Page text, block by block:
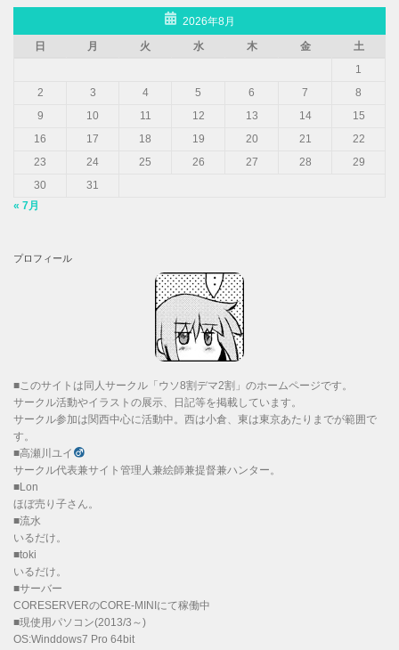
2026年8月
日
月 火 水 木 金
土
1
2
3 4 5 6 7
8
9
10 11 12 13 14
15
16
17 18 19 20 21
22
23
24 25 26 27 28
29
30
31
« 7月
プロフィール
■このサイトは同人サークル「ウソ8割デマ2割」のホームページです。
サークル活動やイラストの展示、日記等を掲載しています。
サークル参加は関西中心に活動中。西は小倉、東は東京あたりまでが範囲で
す。
■高瀬川ユイ
サークル代表兼サイト管理人兼絵師兼提督兼ハンター。
■Lon
ほぼ売り子さん。
■流水
いるだけ。
■toki
いるだけ。
■サーバー
CORESERVERのCORE-MINIにて稼働中
■現使用パソコン(2013/3～)
OS:Winddows7 Pro 64bit